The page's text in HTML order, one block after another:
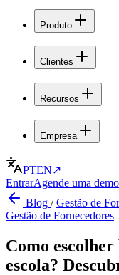
Produto
Clientes
Recursos
Empresa
PTEN↗
EntrarAgende uma demo
Blog /Gestão de
Gestão de Fornecedores
Como
escola?